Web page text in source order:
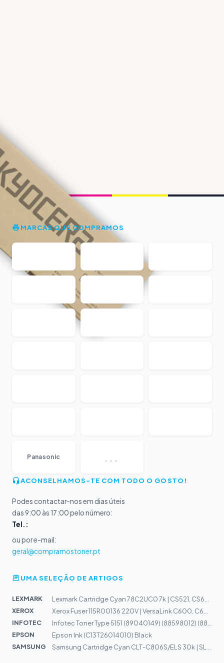
MARCAS QUE COMPRAMOS
Panasonic ...
ACONSELHAMOS-TE COM TODO O GOSTO!
Podes contactar-nos em dias úteis
das 9:00 às 17:00 pelo número:
Tel.:
ou por e-mail:
geral@compramostoner.pt
UMA SELEÇÃO DE ARTIGOS
LEXMARK
XEROX
INFOTEC
EPSON
Epson Ink (C13T26014010) Black
SAMSUNG